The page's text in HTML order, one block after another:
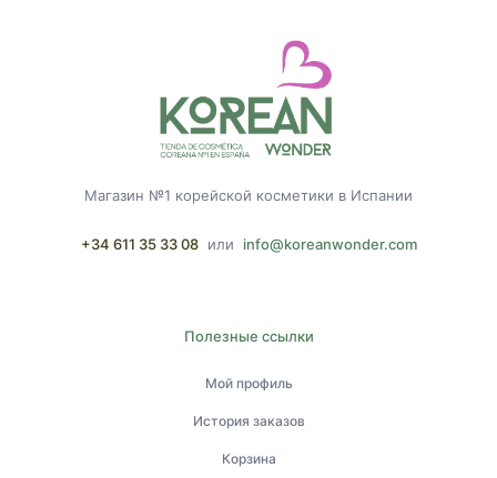
Магазин №1 корейской косметики в Испании
+34 611 35 33 08 или info@koreanwonder.com
Полезные ссылки
Мой профиль
История заказов
Корзина